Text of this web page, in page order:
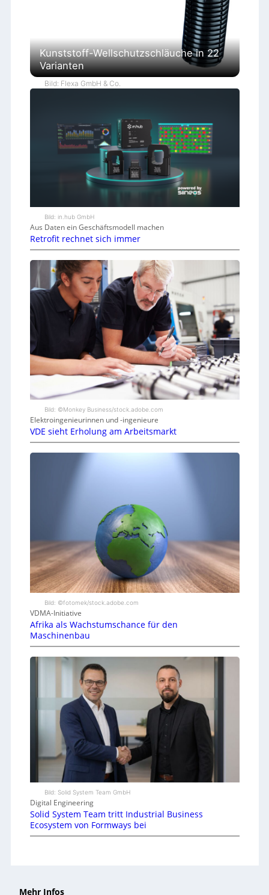
Kunststoff-Wellschutzschläuche in 22
Varianten
Bild: Flexa GmbH & Co.
Bild: in.hub GmbH
Aus Daten ein Geschäftsmodell machen
Retrofit rechnet sich immer
Bild: ©Monkey Business/stock.adobe.com
Elektroingenieurinnen und -ingenieure
VDE sieht Erholung am Arbeitsmarkt
Bild: ©fotomek/stock.adobe.com
VDMA-Initiative
Afrika als Wachstumschance für den
Maschinenbau
Bild: Solid System Team GmbH
Digital Engineering
Solid System Team tritt Industrial Business
Ecosystem von Formways bei
Mehr Infos